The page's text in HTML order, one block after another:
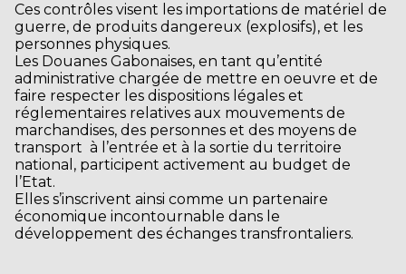
Ces contrôles visent les importations de matériel de
guerre, de produits dangereux (explosifs), et les
personnes physiques.
Les Douanes Gabonaises, en tant qu’entité
administrative chargée de mettre en oeuvre et de
faire respecter les dispositions légales et
réglementaires relatives aux mouvements de
marchandises, des personnes et des moyens de
transport à l’entrée et à la sortie du territoire
national, participent activement au budget de
l’Etat.
Elles s’inscrivent ainsi comme un partenaire
économique incontournable dans le
développement des échanges transfrontaliers.